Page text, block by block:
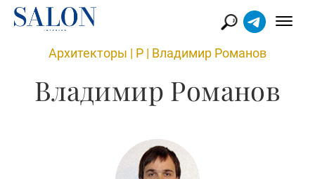
Архитекторы | Р | Владимир Романов
Владимир Романов